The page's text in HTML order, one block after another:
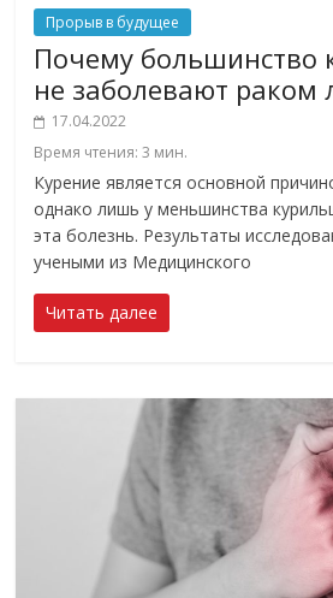
Прорыв в будущее
Почему большинство
не заболевают раком
17.04.2022
Время чтения:3 мин.
Курение является основной
однако лишь у меньшинства
эта болезнь. Результаты
учеными из Медицинского
Читать далее